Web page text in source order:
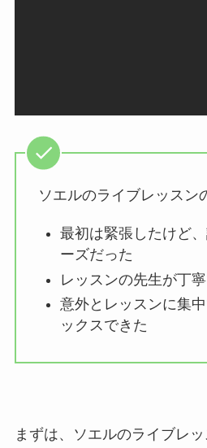
ソエルのライブレッスン
最初は緊張したけど
ーズだった
レッスンの先生が丁
意外とレッスンに集
ックスできた
まずは、ソエルのライブレ